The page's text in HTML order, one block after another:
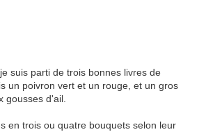
suis parti de trois bonnes livres de
un poivron vert et un rouge, et un gros
gousses d'ail.
en trois ou quatre bouquets selon leur